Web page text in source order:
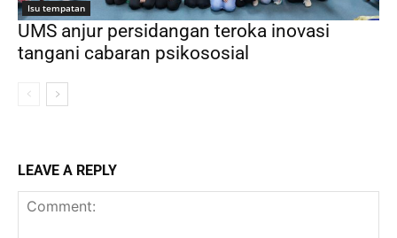
Isu tempatan
UMS anjur persidangan teroka inovasi
tangani cabaran psikososial
LEAVE A REPLY